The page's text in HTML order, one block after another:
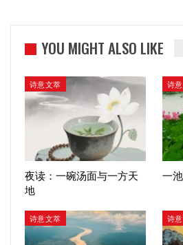
YOU MIGHT ALSO LIKE
诗意文萃
夜读：一碗汤面与一方天
地
诗
一
诗意文萃 诗